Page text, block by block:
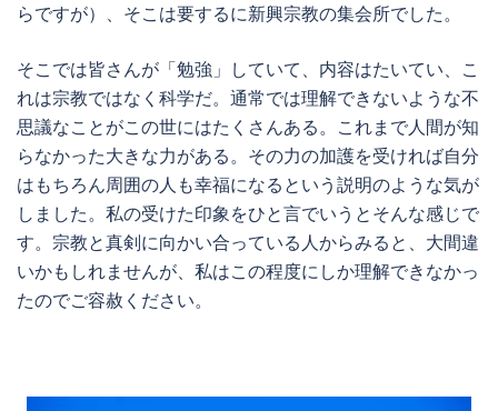
らですが）、そこは要するに新興宗教の集会所でした。
そこでは皆さんが「勉強」していて、内容はたいてい、こ
れは宗教ではなく科学だ。通常では理解できないような不
思議なことがこの世にはたくさんある。これまで人間が知
らなかった大きな力がある。その力の加護を受ければ自分
はもちろん周囲の人も幸福になるという説明のような気が
しました。私の受けた印象をひと言でいうとそんな感じで
す。宗教と真剣に向かい合っている人からみると、大間違
いかもしれませんが、私はこの程度にしか理解できなかっ
たのでご容赦ください。